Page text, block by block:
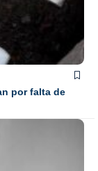
por falta de